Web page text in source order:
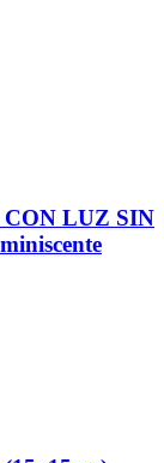
CON LUZ SIN